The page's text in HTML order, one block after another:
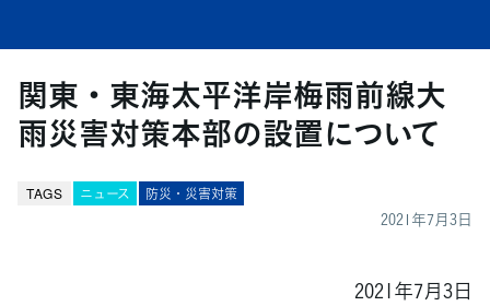
関東・東海太平洋岸梅雨前線大
雨災害対策本部の設置について
TAGS ニュース 防災・災害対策
2021年7月3日
2021年7月3日